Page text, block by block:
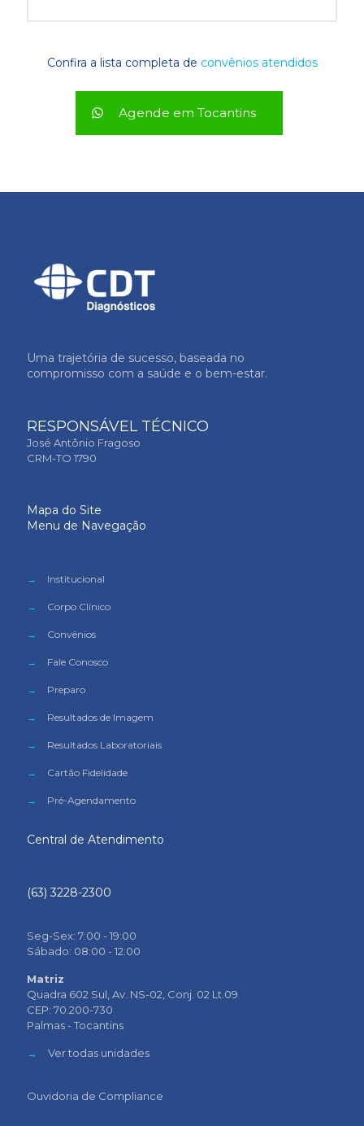
Confira a lista completa de convênios atendidos
Agende em Tocantins
Uma trajetória de sucesso, baseada no
compromisso com a saúde e o bem-estar.
RESPONSÁVEL TÉCNICO
José Antônio Fragoso
CRM-TO 1790
Mapa do Site
Menu de Navegação
→ Institucional
→ Corpo Clínico
→ Convênios
→ Fale Conosco
→ Preparo
→ Resultados de Imagem
→ Resultados Laboratoriais
→ Cartão Fidelidade
→ Pré-Agendamento
Central de Atendimento
(63) 3228-2300
Seg-Sex: 7:00 - 19:00
Sábado: 08:00 - 12:00
Matriz
Quadra 602 Sul, Av. NS-02, Conj. 02 Lt.09
CEP: 70.200-730
Palmas - Tocantins
→ Ver todas unidades
Ouvidoria de Compliance